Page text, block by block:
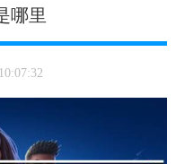
哪里